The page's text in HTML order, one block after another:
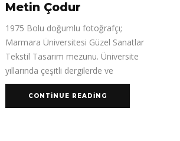
Metin Çodur
1975 Bolu doğumlu fotoğrafçı;
Marmara Üniversitesi Güzel Sanatlar
Tekstil Tasarım mezunu. Üniversite
yıllarında çeşitli dergilerde ve
CONTINUE READING